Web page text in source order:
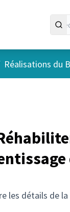
Réalisations du
les détails de